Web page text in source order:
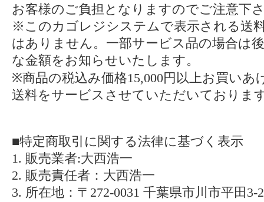
お客様のご負担となりますのでご注意下
※このカゴレジシステムで表示される送
はありません。一部サービス品の場合は
な金額をお知らせいたします。
※商品の税込み価格15,000円以上お買いあ
送料をサービスさせていただいておりま
■特定商取引に関する法律に基づく表示
1. 販売業者:大西浩一
2. 販売責任者：大西浩一
3. 所在地：〒272-0031 千葉県市川市平田3-